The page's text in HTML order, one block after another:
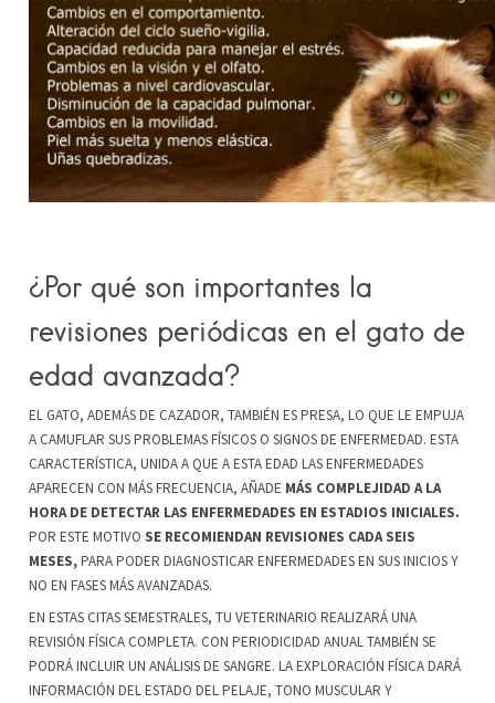
¿Por qué son importantes la
revisiones periódicas en el gato de
edad avanzada?
EL GATO, ADEMÁS DE CAZADOR, TAMBIÉN ES PRESA, LO QUE LE EMPUJA
A CAMUFLAR SUS PROBLEMAS FÍSICOS O SIGNOS DE ENFERMEDAD. ESTA
CARACTERÍSTICA, UNIDA A QUE A ESTA EDAD LAS ENFERMEDADES
APARECEN CON MÁS FRECUENCIA, AÑADE MÁS COMPLEJIDAD A LA
HORA DE DETECTAR LAS ENFERMEDADES EN ESTADIOS INICIALES.
POR ESTE MOTIVO SE RECOMIENDAN REVISIONES CADA SEIS
MESES,PARA PODER DIAGNOSTICAR ENFERMEDADES EN SUS INICIOS Y
NO EN FASES MÁS AVANZADAS.
EN ESTAS CITAS SEMESTRALES, TU VETERINARIO REALIZARÁ UNA
REVISIÓN FÍSICA COMPLETA. CON PERIODICIDAD ANUAL TAMBIÉN SE
PODRÁ INCLUIR UN ANÁLISIS DE SANGRE. LA EXPLORACIÓN FÍSICA DARÁ
INFORMACIÓN DEL ESTADO DEL PELAJE, TONO MUSCULAR Y